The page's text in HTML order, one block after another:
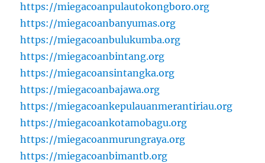
https://miegacoanpulautokongboro.org
https://miegacoanbanyumas.org
https://miegacoanbulukumba.org
https://miegacoanbintang.org
https://miegacoansintangka.org
https://miegacoanbajawa.org
https://miegacoankepulauanmerantiriau.org
https://miegacoankotamobagu.org
https://miegacoanmurungraya.org
https://miegacoanbimantb.org